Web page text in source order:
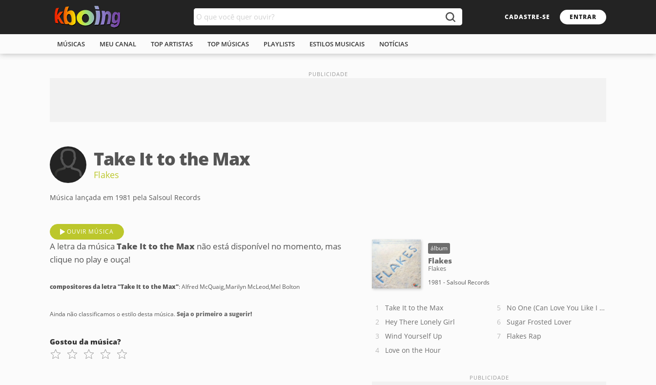
CADASTRE-SE ENTRAR
MÚSICAS MEU CANAL TOP ARTISTAS TOP MÚSICAS PLAYLISTS ESTILOS MUSICAIS NOTÍCIAS
Take It to the Max
Flakes
Música lançada em 1981 pela Salsoul Records
OUVIR MÚSICA
A letra da música Take It to the Max não está disponível no momento, mas
clique no play e ouça!
compositores da letra "Take It to the Max": Alfred McQuaig,Marilyn McLeod,Mel Bolton
Ainda não classificamos o estilo desta música.Seja o primeiro a sugerir!
Gostou da música?
álbum
Flakes
Flakes
1981 - Salsoul Records
Take It to the Max
Hey There Lonely Girl
Wind Yourself Up
Love on the Hour
No One (Can Love You Like I Do)
Sugar Frosted Lover
Flakes Rap